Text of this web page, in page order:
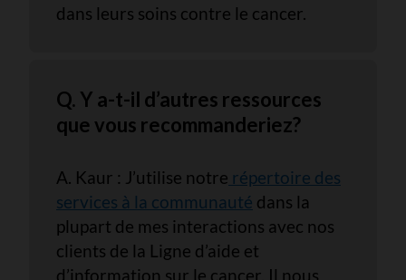
dans leurs soins contre le cancer.
Q. Y a-t-il d’autres ressources
que vous recommanderiez?
A. Kaur : J’utilise notre répertoire des
services à la communauté dans la
plupart de mes interactions avec nos
clients de la Ligne d’aide et
d’information sur le cancer. Il nous